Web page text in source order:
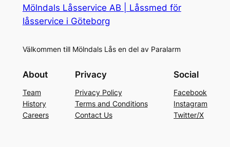
Mölndals Låsservice AB | Låssmed för
låsservice i Göteborg
Välkommen till Mölndals Lås en del av Paralarm
About
Team
History
Careers
Privacy
Privacy Policy
Terms and Conditions
Contact Us
Social
Facebook
Instagram
Twitter/X